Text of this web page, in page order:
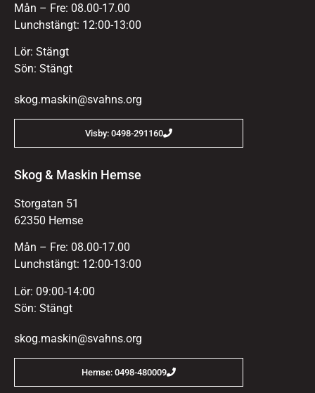
Mån – Fre: 08.00-17.00
Lunchstängt: 12:00-13:00
Lör: Stängt
Sön: Stängt
skog.maskin@svahns.org
Visby: 0498-291160
Skog & Maskin Hemse
Storgatan 51
62350 Hemse
Mån – Fre: 08.00-17.00
Lunchstängt: 12:00-13:00
Lör: 09:00-14:00
Sön: Stängt
skog.maskin@svahns.org
Hemse: 0498-480009